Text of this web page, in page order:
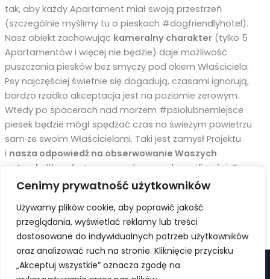
Cenimy prywatność użytkowników
Używamy plików cookie, aby poprawić jakość
przeglądania, wyświetlać reklamy lub treści
dostosowane do indywidualnych potrzeb użytkowników
oraz analizować ruch na stronie. Kliknięcie przycisku
„Akceptuj wszystkie” oznacza zgodę na
tak, aby każdy Apartament miał swoją przestrzeń
(szczególnie myślimy tu o pieskach #dogfriendlyhotel).
Nasz obiekt zachowując kameralny charakter(tylko 5
Apartamentów i więcej nie będzie) daje możliwość
puszczania piesków bez smyczy pod okiem Właściciela.
Psy najczęściej świetnie się dogadują, czasami ignorują,
bardzo rzadko akceptacja jest na poziomie zerowym.
Wtedy po spacerach nad morzem #psiolubnemiejsce
piesek będzie mógł spędzać czas na świeżym powietrzu
sam ze swoim Właścicielami. Taki jest zamysł Projektu
i nasza odpowiedź na obserwowanie Waszych
potrzeb
#komfort , w ramach naszych możliwości. Taras z
pewnością nie zastąpi wybiegu, ma być przestrzenią do
NASTĘPNY
HOME OFERTA GALERIA KONTAKT